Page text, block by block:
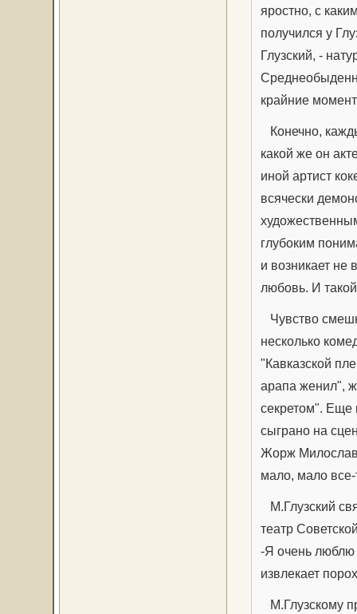
яростно, с
получился у
Глузский, -
крайние
Конечно,
какой же он
иной артист
всячески
глубоким
и возникает не
любовь. И
Чувство
несколько
"Кавказской
арапа женил",
секретом". Еще
сыграно на
Жорж
мало, мало все-
М.Глузский
театр
-Я очень люблю
извлекает
М.Глузскому